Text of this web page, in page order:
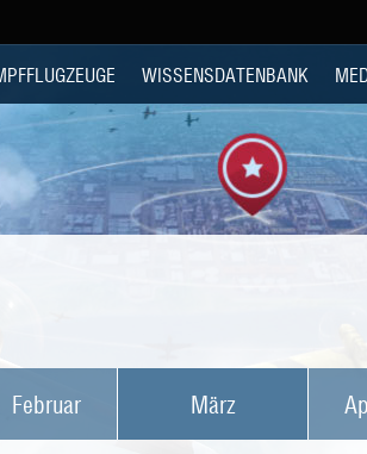
WISSENSDATENBANK
Februar März